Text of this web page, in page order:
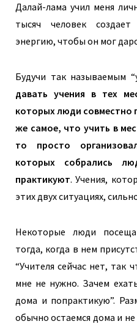
Далай-лама учил меня
тысяч человек
энергию, чтобы он мог
Будучи так называемым
давать учения в тех
которых люди совместно
же самое, что учить в
то просто
которых собрались
практикуют. Учения,
этих двух ситуациях,
Некоторые люди
тогда, когда в нем
“Учителя сейчас нет, так
мне не нужно. Зачем
дома и попрактикую”.
обычно остаемся дома и